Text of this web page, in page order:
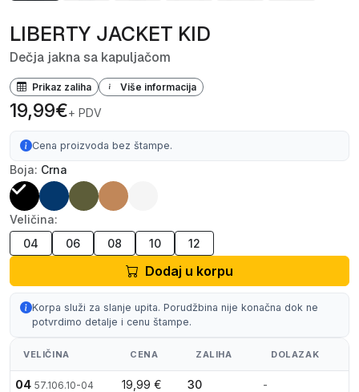
LIBERTY JACKET KID
Dečja jakna sa kapuljačom
Prikaz zaliha Više informacija
19,99€+ PDV
Cena proizvoda bez štampe.
Boja: Crna
Veličina:
04
06 08 10 12
Dodaj u korpu
Korpa služi za slanje upita. Porudžbina nije konačna dok ne
potvrdimo detalje i cenu štampe.
VELIČINA CENA ZALIHA DOLAZAK
04 57.106.10-04 19,99 € 30
-